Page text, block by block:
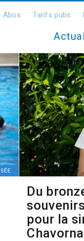
Abos Tarifs pubs
Du
pour la